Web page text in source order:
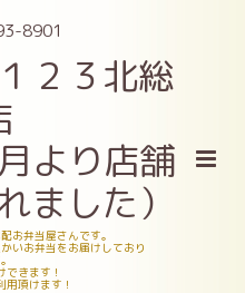
8901
２３北総
より店舗
ました）
お弁当屋さんです。
いお弁当をお届けしており
できます！
用頂けます！